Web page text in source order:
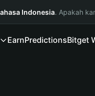
Indonesia. Apakah
EarnPredictionsBitget